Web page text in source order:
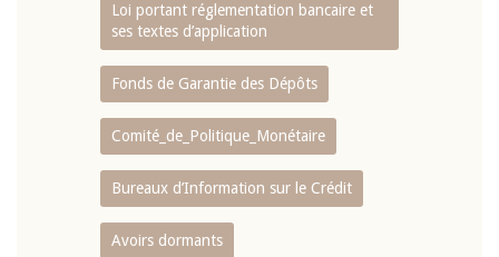
Loi portant réglementation bancaire et
ses textes d’application
Fonds de Garantie des Dépôts
Comité_de_Politique_Monétaire
Bureaux d’Information sur le Crédit
Avoirs dormants